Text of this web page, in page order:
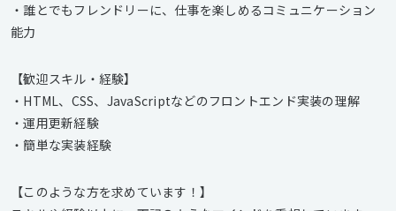
・誰とでもフレンドリーに、仕事を楽しめるコミュニケーション
能力
【歓迎スキル・経験】
・HTML、CSS、JavaScriptなどのフロントエンド実装の理解
・運用更新経験
・簡単な実装経験
【このような方を求めています！】